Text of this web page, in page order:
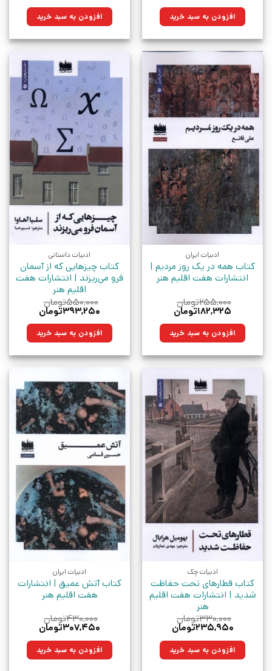
۶۷۰,۰۰۰تومان
بود.
۴۷۹,۰۵۰تومان.افزودن به سبد خرید ۶۷۰,۰۰۰تومان
بود.
۴۷۹,۰۵۰تومان.افزودن به سبد خرید
ادبیات ایران
کتاب همه در یک روز مردیم |
انتشارات هفت اقلیم هنر
۲۵۵,۰۰۰تومان
قیمت
۲۵۵,۰۰۰تومان
بود.
۱۸۲,۳۲۵تومان
۱۸۲,۳۲۵تومان.افزودن به سبد خرید
ادبیات داستانی
کتاب چیزهایی که از آسمان
فرو می‌ریزند | انتشارات هفت
اقلیم هنر
۵۵۰,۰۰۰تومان
قیمت
۵۵۰,۰۰۰تومان
بود.
۳۹۳,۲۵۰تومان
۳۹۳,۲۵۰تومان.افزودن به سبد خرید
ادبیات چک
کتاب قطارهای تحت حفاظت
شدید | انتشارات هفت اقلیم
هنر
۳۳۰,۰۰۰تومان
قیمت
۳۳۰,۰۰۰تومان
بود.
۲۳۵,۹۵۰تومان
۲۳۵,۹۵۰تومان.افزودن به سبد خرید
ادبیات ایران
کتاب آتش عمیق | انتشارات
هفت اقلیم هنر
۴۳۰,۰۰۰تومان
قیمت
۴۳۰,۰۰۰تومان
بود.
۳۰۷,۴۵۰تومان
۳۰۷,۴۵۰تومان.افزودن به سبد خرید